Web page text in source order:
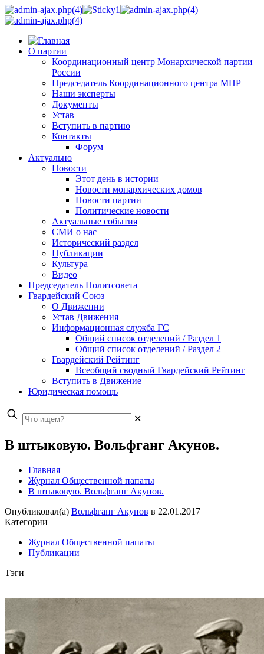
О партии
Координационный центр Монархической партии
России
Председатель Координационного центра МПР
Наши эксперты
Документы
Устав
Вступить в партию
Контакты
Форум
Актуально
Новости
Этот день в истории
Новости монархических домов
Новости партии
Политические новости
Актуальные события
СМИ о нас
Исторический раздел
Публикации
Культура
Видео
Председатель Политсовета
Гвардейский Союз
О Движении
Устав Движения
Информационная служба ГС
Общий список отделений / Раздел 1
Общий список отделений / Раздел 2
Гвардейский Рейтинг
Всеобщий сводный Гвардейский Рейтинг
Вступить в Движение
Юридическая помощь
✕
В штыковую. Вольфганг Акунов.
Главная
Журнал Общественной папаты
В штыковую. Вольфганг Акунов.
Опубликовал(а) Вольфганг Акунов в 22.01.2017
Категории
Журнал Общественной папаты
Публикации
Тэги